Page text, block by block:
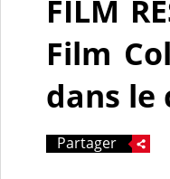
FILM
Film
dans le
Partager